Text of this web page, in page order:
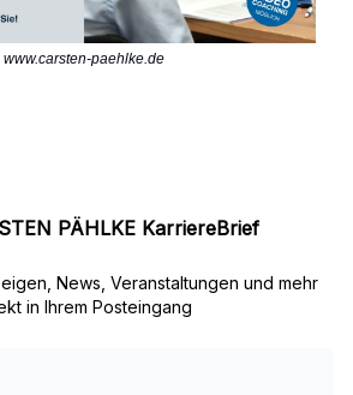
www.carsten-paehlke.de
PÄHLKE KarriereBrief
News, Veranstaltungen und mehr
in Ihrem Posteingang